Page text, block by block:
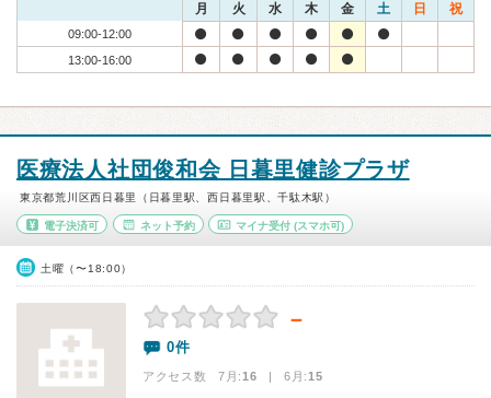
月 火 水 木 金 土 日 祝
09:00-12:00
13:00-16:00
医療法人社団俊和会 日暮里健診プラザ
東京都荒川区西日暮里（日暮里駅、西日暮里駅、千駄木駅）
電子決済可 ネット予約 マイナ受付 (スマホ可)
土曜（〜18:00）
－
0件
アクセス数 7月:16 | 6月:15